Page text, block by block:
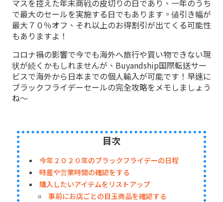
マスを控えた年末商戦の皮切りの日であり、一年のうち
で最大のセールを実施する日でもあります。値引き幅が
最大７０％オフ、それ以上のお得割引が出てくる可能性
もありますよ！
コロナ禍の影響で今でも海外へ旅行や買い物できない現
状が続くかもしれませんが、Buyandship国際転送サー
ビスで海外から日本までの個人輸入が可能です！早速に
ブラックフライデーセールの完全攻略をメモしましょう
ね～
目次
今年２０２０年のブラックフライデーの日程
時差や営業時間の確認をする
購入したいアイテムをリストアップ
事前にお店ごとの目玉商品を確認する